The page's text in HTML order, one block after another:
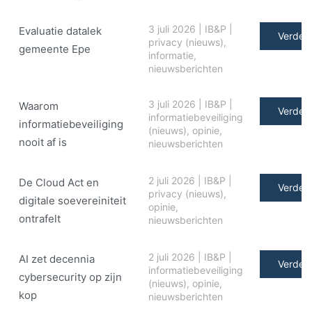
Evaluatie datalek
gemeente Epe
3 juli 2026 IB&P
privacy (nieuws),
informatie,
nieuwsberichten
Verder
Waarom
informatiebeveiliging
nooit af is
3 juli 2026 IB&P
informatiebeveiliging
(nieuws), opinie,
nieuwsberichten
Verder
De Cloud Act en
digitale soe­ve­rei­ni­teit
ontrafelt
2 juli 2026 IB&P
privacy (nieuws),
opinie,
nieuwsberichten
Verder
AI zet decennia
cybersecurity op zijn
kop
2 juli 2026 IB&P
informatiebeveiliging
(nieuws), opinie,
nieuwsberichten
Verder